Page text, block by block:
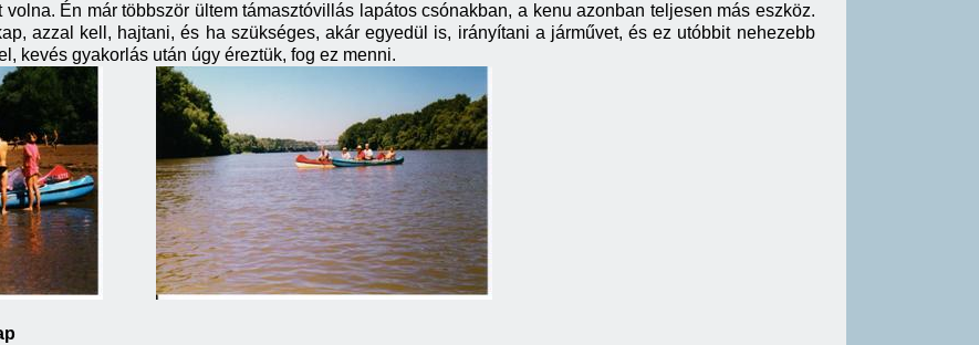
Én már többször ültem támasztóvillás lapátos csónakban, a kenu azonban teljesen más eszköz.
azzal kell, hajtani, és ha szükséges, akár egyedül is, irányítani a járművet, és ez utóbbit nehezebb
kevés gyakorlás után úgy éreztük, fog ez menni.